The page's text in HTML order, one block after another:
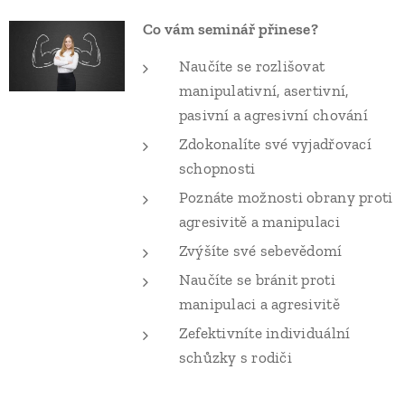
Co vám seminář přinese?
Naučíte se rozlišovat
manipulativní, asertivní,
pasivní a agresivní chování
Zdokonalíte své vyjadřovací
schopnosti
Poznáte možnosti obrany proti
agresivitě a manipulaci
Zvýšíte své sebevědomí
Naučíte se bránit proti
manipulaci a agresivitě
Zefektivníte individuální
schůzky s rodiči